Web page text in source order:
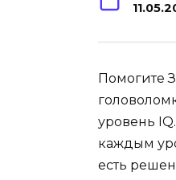
Помогите
уровень
каждым
есть